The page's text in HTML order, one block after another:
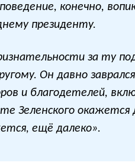
конечно,
президенту.
за ту
Он давно
и благодетелей,
Зеленского
ещё далеко».